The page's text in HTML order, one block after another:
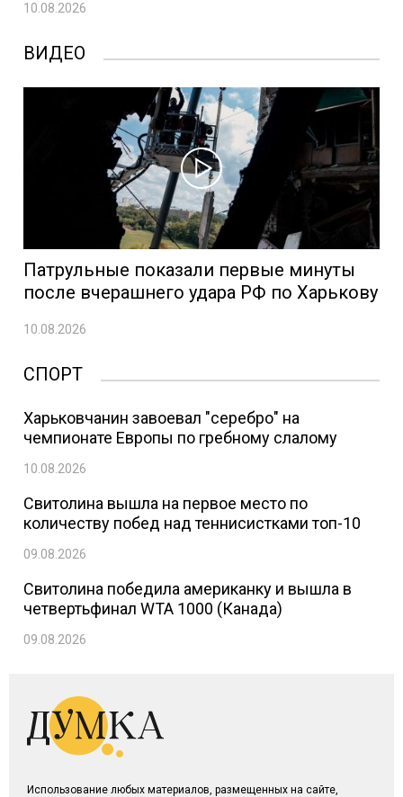
10.08.2026
ВИДЕО
Патрульные показали первые минуты
после вчерашнего удара РФ по Харькову
10.08.2026
СПОРТ
Харьковчанин завоевал "серебро" на
чемпионате Европы по гребному слалому
10.08.2026
Свитолина вышла на первое место по
количеству побед над теннисистками топ-10
09.08.2026
Свитолина победила американку и вышла в
четвертьфинал WTA 1000 (Канада)
09.08.2026
Использование любых материалов, размещенных на сайте,